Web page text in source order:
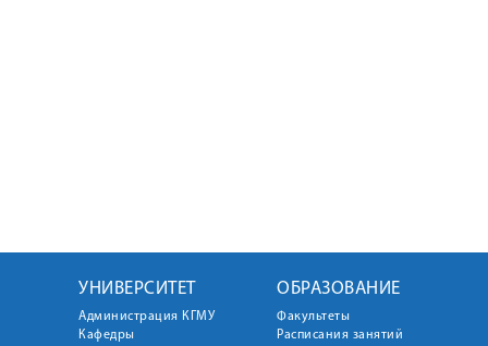
УНИВЕРСИТЕТ
Администрация КГМУ
Кафедры
ОБРАЗОВАНИЕ
Факультеты
Расписания занятий